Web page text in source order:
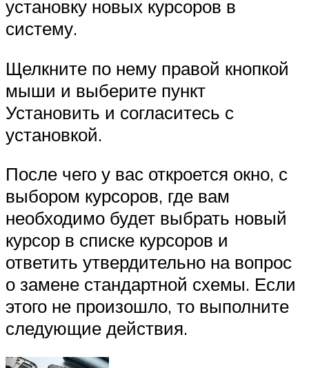
установку новых курсоров в
систему.
Щелкните по нему правой кнопкой
мыши и выберите пункт
Установить и согласитесь с
установкой.
После чего у вас откроется окно, с
выбором курсоров, где вам
необходимо будет выбрать новый
курсор в списке курсоров и
ответить утвердительно на вопрос
о замене стандартной схемы. Если
этого не произошло, то выполните
следующие действия.